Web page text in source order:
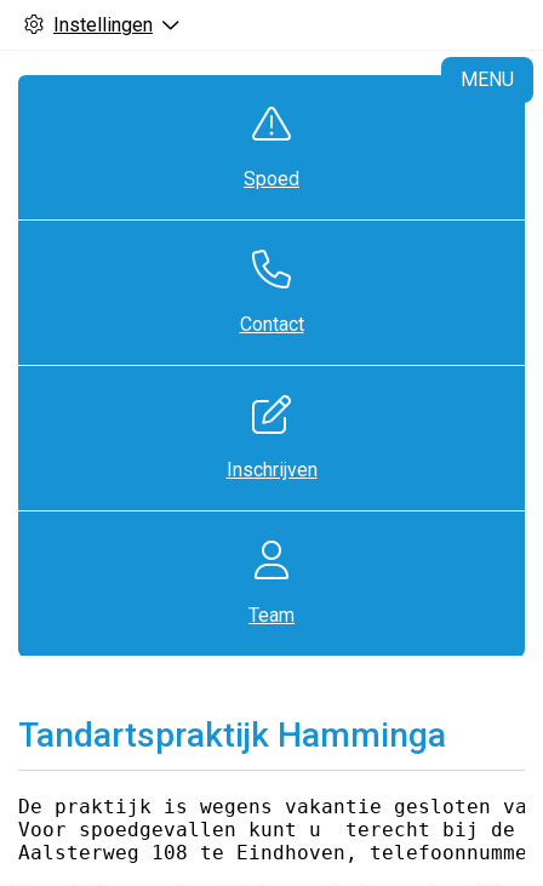
Instellingen
MENU
Spoed
Contact
Inschrijven
Team
Tandartspraktijk Hamminga
De praktijk is wegens vakantie gesloten
Voor spoedgevallen kunt u  terecht bij de
Aalsterweg 108 te Eindhoven,